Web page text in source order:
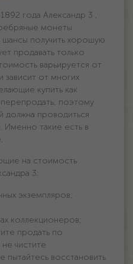
года Александр 3 ,
монеты
шансы получить хорошую
продавать только
варьируется oт
от многих
купить как
поэтому
должна проводиться
Именно такие есть в
на стоимость
3:
экземпляров;
коллекционеров;
продать по
чистите
пытайтесь восстановить